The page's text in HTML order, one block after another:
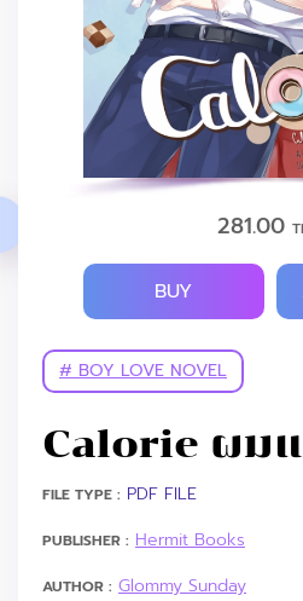
281.00
BUY
# BOY LOVE NOVEL
Calorie ผม
FILE TYPE : PDF FILE
PUBLISHER : Hermit Books
AUTHOR : Glommy Sunday